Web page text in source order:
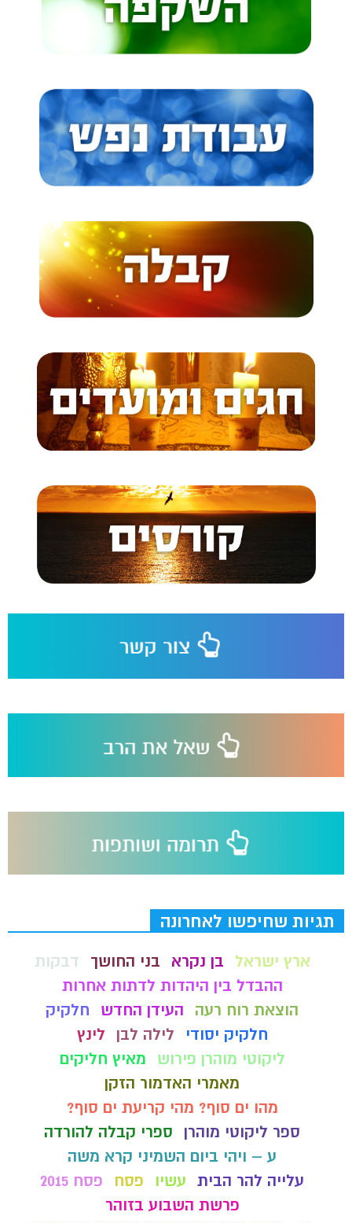
תגיות שחיפשו לאחרונה
ארץ ישראל בן נקרא בני החושך
דבקות
ההבדל בין היהדות לדתות אחרות
הוצאת רוח רעה
העידן החדש
חלקיק
חלקיק יסודי
לילה לבן
לינץ
ליקוטי מוהרן פירוש
מאיץ חליקים
מאמרי האדמור הזקן
מהו ים סוף? מהי קריעת ים סוף?
ספר ליקוטי מוהרן
ספרי קבלה להורדה
ע – ויהי ביום השמיני קרא משה
עלייה להר הבית עשיו פסח
פסח 2015
פרשת השבוע בזוהר